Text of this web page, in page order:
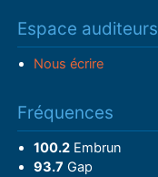
Espace auditeurs
Nous écrire
Fréquences
100.2Embrun
93.7 Gap